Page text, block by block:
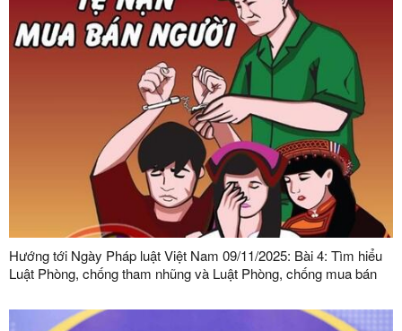
Hướng tới Ngày Pháp luật Việt Nam 09/11/2025: Bài 4: Tìm hiểu
Luật Phòng, chống tham nhũng và Luật Phòng, chống mua bán